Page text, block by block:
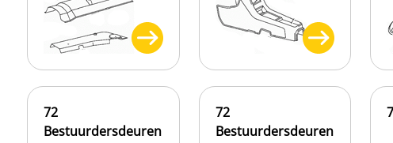
72
Bestuurdersdeuren
72
Bestuurdersdeuren